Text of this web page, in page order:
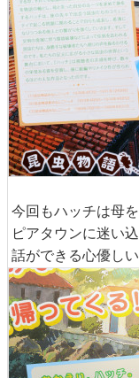
今回もハッチは母
ピアタウンに迷い
話ができる心優し